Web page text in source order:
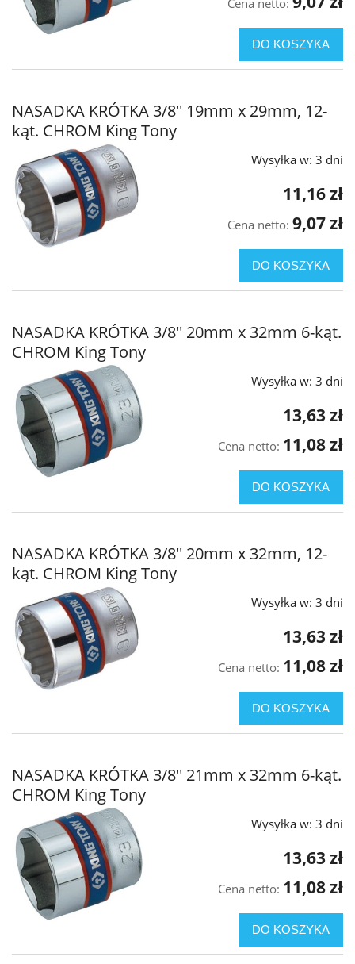
DO KOSZYKA
NASADKA KRÓTKA 3/8'' 19mm x 29mm, 12-
kąt. CHROM King Tony
Wysyłka w: 3 dni
11,16 zł
Cena netto: 9,07 zł
DO KOSZYKA
NASADKA KRÓTKA 3/8'' 20mm x 32mm 6-kąt.
CHROM King Tony
Wysyłka w: 3 dni
13,63 zł
Cena netto: 11,08 zł
DO KOSZYKA
NASADKA KRÓTKA 3/8'' 20mm x 32mm, 12-
kąt. CHROM King Tony
Wysyłka w: 3 dni
13,63 zł
Cena netto: 11,08 zł
DO KOSZYKA
NASADKA KRÓTKA 3/8'' 21mm x 32mm 6-kąt.
CHROM King Tony
Wysyłka w: 3 dni
13,63 zł
Cena netto: 11,08 zł
DO KOSZYKA